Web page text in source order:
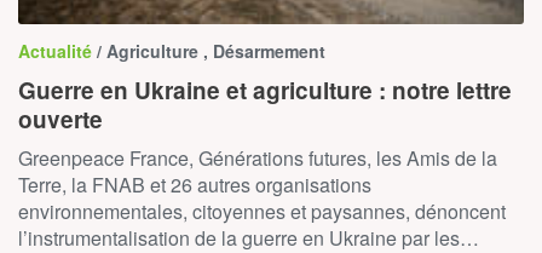
Actualité / Agriculture , Désarmement
Guerre en Ukraine et agriculture : notre lettre
ouverte
Greenpeace France, Générations futures, les Amis de la
Terre, la FNAB et 26 autres organisations
environnementales, citoyennes et paysannes, dénoncent
l’instrumentalisation de la guerre en Ukraine par les…